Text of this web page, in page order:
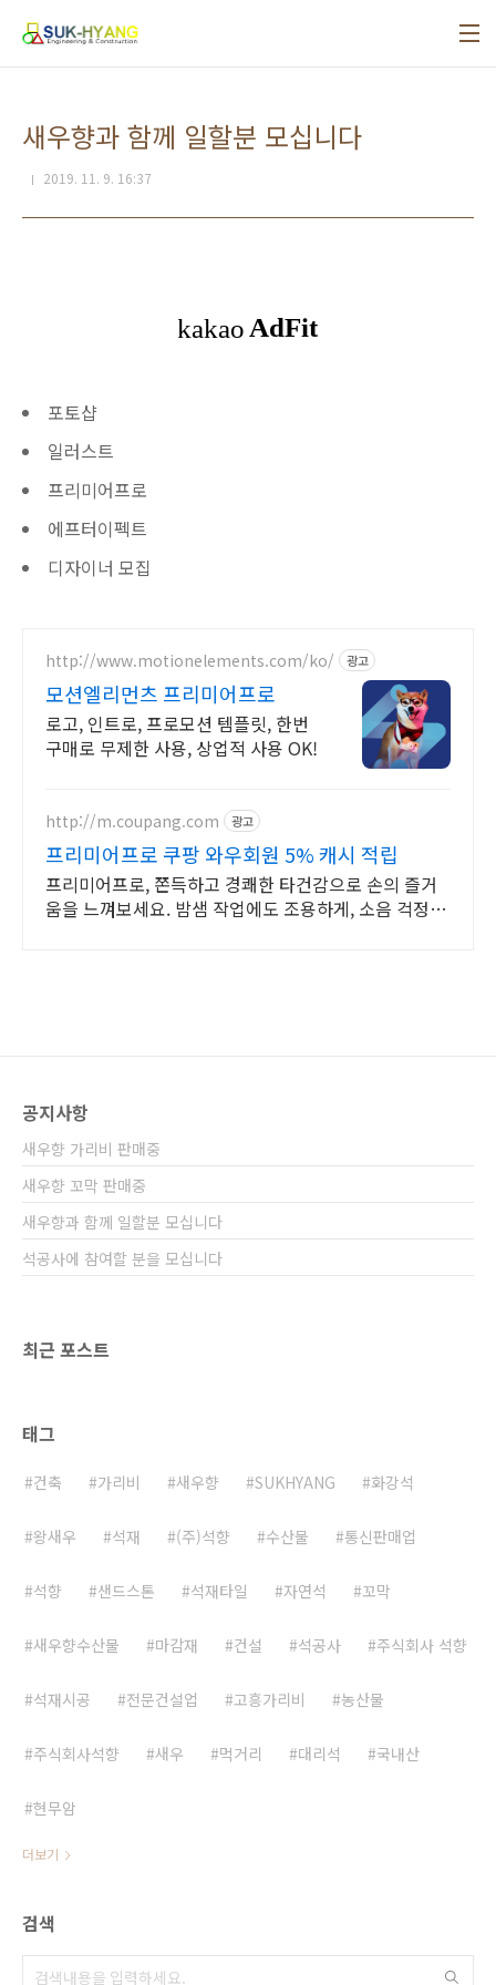
map
새우향과 함께 일할분 모십니다
2019. 11. 9. 16:37
포토샵
일러스트
프리미어프로
에프터이펙트
디자이너 모집
http://www.motionelements.com/ko/ 광고
모션엘리먼츠 프리미어프로
로고, 인트로, 프로모션 템플릿, 한번
구매로 무제한 사용, 상업적 사용 OK!
http://m.coupang.com 광고
프리미어프로 쿠팡 와우회원 5% 캐시 적립
프리미어프로, 쫀득하고 경쾌한 타건감으로 손의 즐거
움을 느껴보세요. 밤샘 작업에도 조용하게, 소음 걱정 없
공지사항
새우향 가리비 판매중
새우향 꼬막 판매중
새우향과 함께 일할분 모십니다
석공사에 참여할 분을 모십니다
최근 포스트
태그
건축 가리비 새우향 SUKHYANG 화강석
왕새우 석재 (주)석향 수산물 통신판매업
석향 샌드스톤 석재타일 자연석 꼬막
새우향수산물 마감재 건설 석공사 주식회사 석향
석재시공 전문건설업 고흥가리비 농산물
주식회사석향 새우 먹거리 대리석 국내산
현무암
더보기
검색